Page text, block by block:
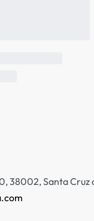
38002, Santa